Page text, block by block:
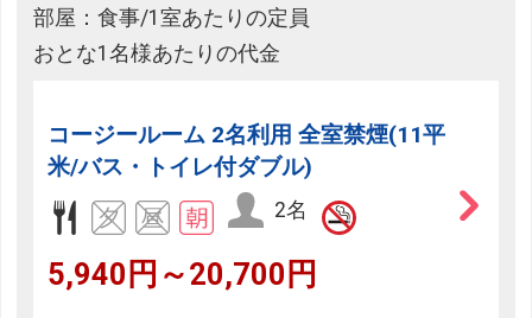
部屋：食事/1室あたりの定員
おとな1名様あたりの代金
コージールーム 2名利用 全室禁煙(11平
米/バス・トイレ付ダブル)
2名
5,940円～20,700円